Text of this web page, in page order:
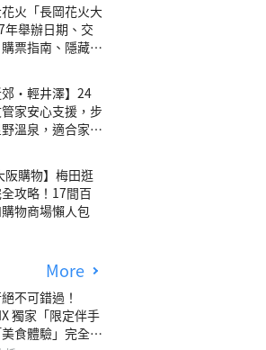
火「長岡花火大
年舉辦日期、交
票指南、隱藏欣
郊・輕井澤】24
家安心支援，步
溫泉，適合家庭
同遊與紀念日的
VILLA」
阪購物】梅田逛
攻略！17間百
物商場懶人包
More
不可錯過！
獨家「限定伴手
食體驗」完全指